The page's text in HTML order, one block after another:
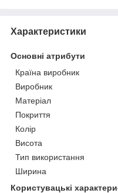
Характеристики
Основні атрибути
Країна виробник
Виробник
Матеріал
Покриття
Колір
Висота
Тип використання
Ширина
Користувацькі